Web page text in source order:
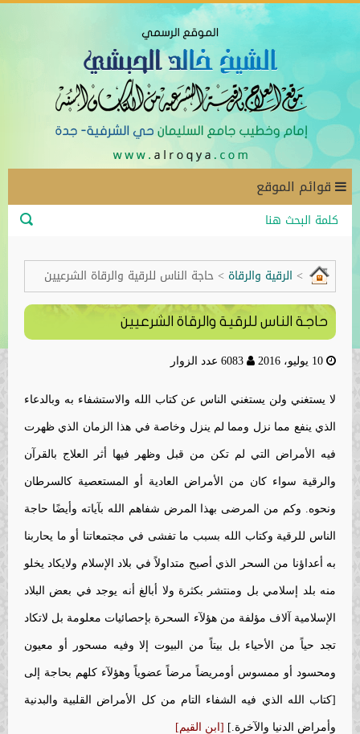
قوائم الموقع
> الرقية والرقاة > حاجة الناس للرقية والرقاة الشرعيين
حاجة الناس للرقية والرقاة الشرعيين
لا يستغني ولن يستغني الناس عن كتاب الله والاستشفاء به وبالدعاء
الذي ينفع مما نزل ومما لم ينزل وخاصة في هذا الزمان الذي ظهرت
فيه الأمراض التي لم تكن من قبل وظهر فيها أثر العلاج بالقرآن
والرقية سواء كان من الأمراض العادية أو المستعصية كالسرطان
ونحوه. وكم من المرضى بهذا المرض شفاهم الله بآياته وأيضًا حاجة
الناس للرقية وكتاب الله بسبب ما تفشى في مجتمعاتنا أو ما يحاربنا
به أعداؤنا من السحر الذي أصبح متداولاً في بلاد الإسلام ولايكاد يخلو
منه بلد إسلامي بل ومنتشر بكثرة ولا أبالغ أنه يوجد في بعض البلاد
الإسلامية آلاف مؤلفة من هؤلآء السحرة بإحصائيات معلومة بل لاتكاد
تجد حياً من الأحياء بل بيتاً من البيوت إلا وفيه مسحور أو معيون
ومحسود أو ممسوس أومريضاً مرضاً عضوياً وهؤلآء كلهم بحاجة إلى
[كتاب الله الذي فيه الشفاء التام من كل الأمراض القلبية والبدنية
وأمراض الدنيا والآخرة.] [ابن القيم]